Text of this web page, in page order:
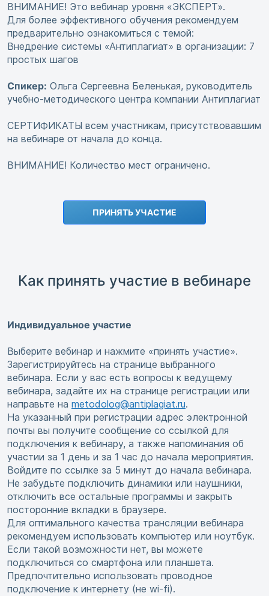
ВНИМАНИЕ! Это вебинар уровня «ЭКСПЕРТ».
Для более эффективного обучения рекомендуем
предварительно ознакомиться с темой:
Внедрение системы «Антиплагиат» в организации: 7
простых шагов
Спикер: Ольга Сергеевна Беленькая, руководитель
учебно-методического центра компании Антиплагиат
СЕРТИФИКАТЫ всем участникам, присутствовавшим
на вебинаре от начала до конца.
ВНИМАНИЕ! Количество мест ограничено.
ПРИНЯТЬ УЧАСТИЕ
Как принять участие в вебинаре
Индивидуальное участие
Выберите вебинар и нажмите «принять участие».
Зарегистрируйтесь на странице выбранного
вебинара. Если у вас есть вопросы к ведущему
вебинара, задайте их на странице регистрации или
направьте на metodolog@antiplagiat.ru.
На указанный при регистрации адрес электронной
почты вы получите сообщение со ссылкой для
подключения к вебинару, а также напоминания об
участии за 1 день и за 1 час до начала мероприятия.
Войдите по ссылке за 5 минут до начала вебинара.
Не забудьте подключить динамики или наушники,
отключить все остальные программы и закрыть
посторонние вкладки в браузере.
Для оптимального качества трансляции вебинара
рекомендуем использовать компьютер или ноутбук.
Если такой возможности нет, вы можете
подключиться со смартфона или планшета.
Предпочтительно использовать проводное
подключение к интернету (не wi-fi).